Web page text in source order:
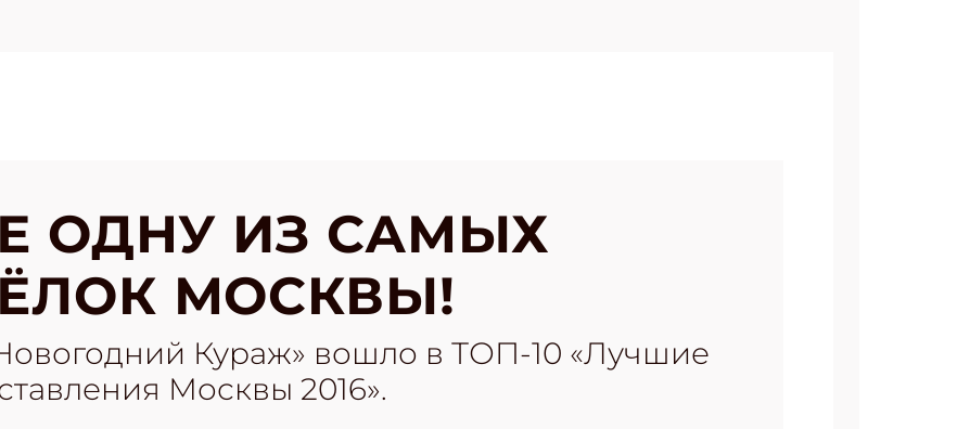
ОДНУ ИЗ САМЫХ
МОСКВЫ!
Кураж» вошло в ТОП-10 «Лучшие
Москвы 2016».